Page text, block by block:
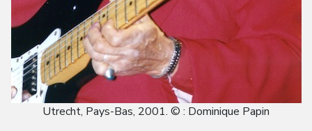
Utrecht, Pays-Bas, 2001. © : Dominique Papin